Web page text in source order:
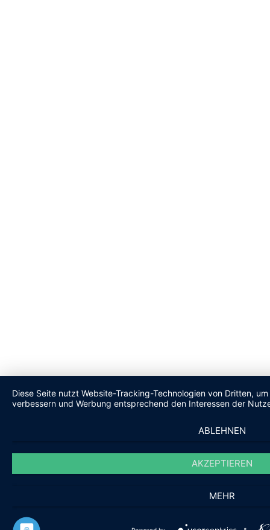
Diese Seite nutzt Website-Tracking-Technologien von Dritten,
verbessern und Werbung entsprechend den Interessen der
ABLEHNEN
AKZEPTIEREN
MEHR